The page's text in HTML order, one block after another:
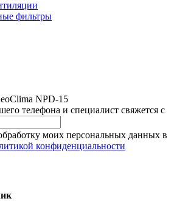
фильтры
NPD-15
телефона и специалист свяжется с
моих персональных данных в
конфиденциальности